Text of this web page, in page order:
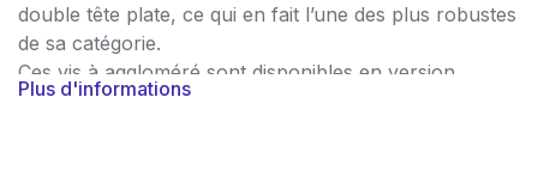
double tête plate, ce qui en fait l’une des plus robustes
de sa catégorie.
Ces vis à aggloméré sont disponibles en version
galvanisée.
Plus d'informations